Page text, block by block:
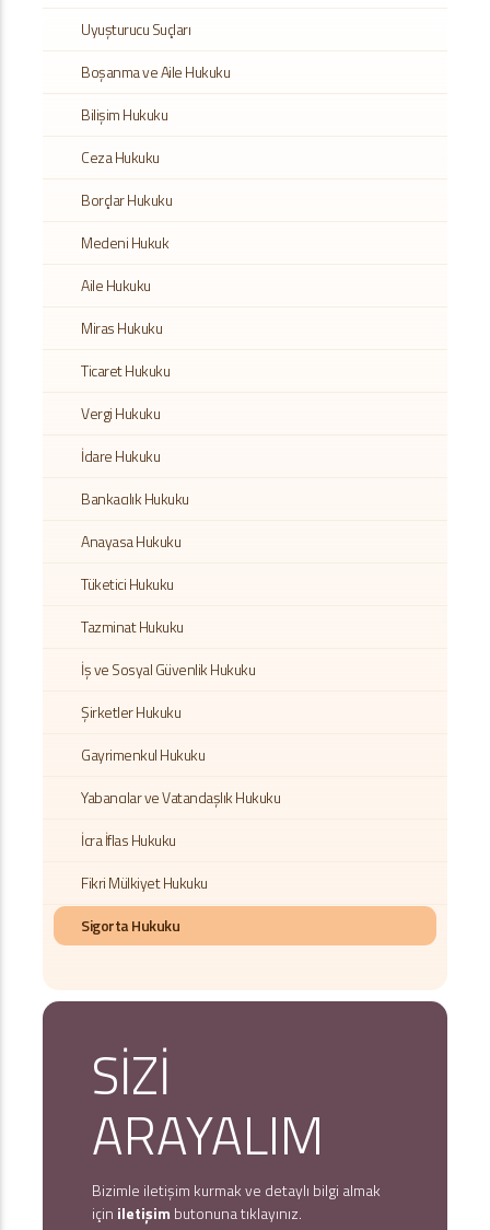
Uyuşturucu Suçları
Boşanma ve Aile Hukuku
Bilişim Hukuku
Ceza Hukuku
Borçlar Hukuku
Medeni Hukuk
Aile Hukuku
Miras Hukuku
Ticaret Hukuku
Vergi Hukuku
İdare Hukuku
Bankacılık Hukuku
Anayasa Hukuku
Tüketici Hukuku
Tazminat Hukuku
İş ve Sosyal Güvenlik Hukuku
Şirketler Hukuku
Gayrimenkul Hukuku
Yabancılar ve Vatandaşlık Hukuku
İcra İflas Hukuku
Fikri Mülkiyet Hukuku
Sigorta Hukuku
SİZİ
ARAYALIM
Bizimle iletişim kurmak ve detaylı bilgi almak
için iletişim butonuna tıklayınız.